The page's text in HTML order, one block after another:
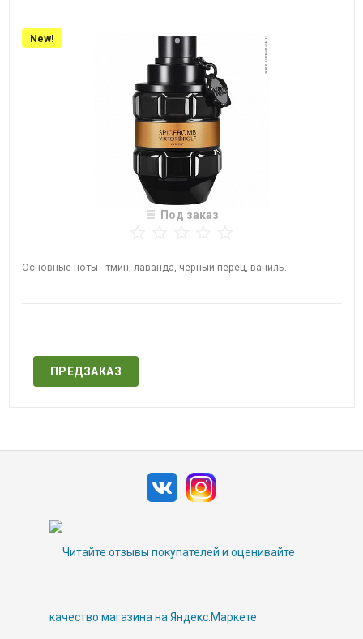
New!
Под заказ
​Основные ноты - тмин, лаванда, чёрный перец, ваниль.
ПРЕДЗАКАЗ